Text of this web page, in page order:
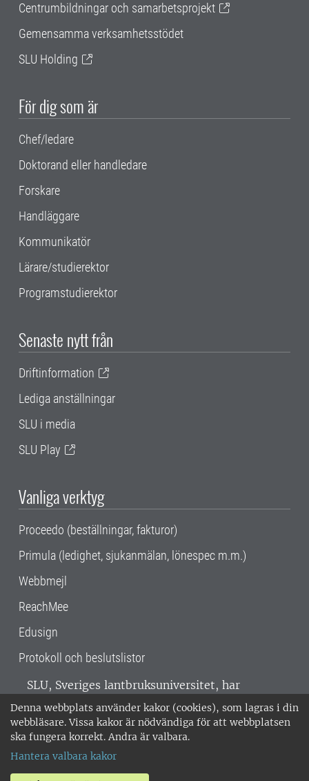
Denna webbplats använder kakor (cookies), som lagras i din
webbläsare. Vissa kakor är nödvändiga för att webbplatsen
ska fungera korrekt. Andra är valbara.
Hantera valbara kakor
Centrumbildningar och samarbetsprojekt
Gemensamma verksamhetsstödet
SLU Holding
För dig som är
Chef/ledare
Doktorand eller handledare
Forskare
Handläggare
Kommunikatör
Lärare/studierektor
Programstudierektor
Senaste nytt från
Driftinformation
Lediga anställningar
SLU i media
SLU Play
Vanliga verktyg
Proceedo (beställningar, fakturor)
Primula (ledighet, sjukanmälan, lönespec m.m.)
Webbmejl
ReachMee
Edusign
Protokoll och beslutslistor
SLU, Sveriges lantbruksuniversitet, har
verksamhet över hela Sverige. Huvudorter är
Alnarp, Uppsala och Umeå.SLU är
miljöcertifierat enligt ISO 14001. •
018-67 10 00 • Org nr: 202100-2817 •